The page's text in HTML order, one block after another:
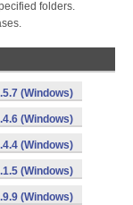
folders.
(Windows)
(Windows)
(Windows)
(Windows)
(Windows)